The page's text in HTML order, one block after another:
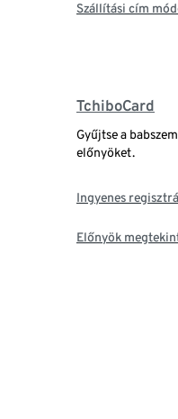
Szállítási cím
TchiboCard
Gyűjtse a
előnyöket.
Ingyenes
Előnyök